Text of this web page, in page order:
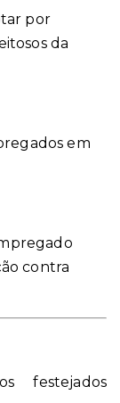
por
da
em
contra
festejados